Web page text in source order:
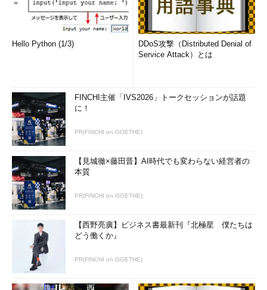
図4 新興Eコマースサイトの成長と流通規模
は異なる強固な市場基盤を作っていく」手法が王道であることに
変わりはありません。自社のファンを作り、一緒に成長していく
ことが、どのようなビジネスでも成功への第一歩なのです。
Eコマースを加速させるビジネスモデル
第2回の「もはや当たり前？ CDNとクラウドを活用した構成
でも紹介した通り、Eコマースにおいては、ビジネスを加速させ
るためさまざまな手法が活用されてきました。
例えば、マーケットプレイスによる売買仲介 や、オススメ商品
を提示する
レコメンド機能、集団購入による
ブスクリプションによる
、期間限定によるフラッシュセールス
Hello Python (1/3)
DDoS攻撃（Distributed Denial of
Service Attack）とは
FINCHI主催「IVS2026」トークセッションが話題
に！
PR(FINCHI on GOETHE)
【見城徹×藤田晋】AI時代でも変わらない経営者の
本質
PR(FINCHI on GOETHE)
【西野亮廣】ビジネス書最新刊『北極星 僕たちは
どう働くか』
PR(FINCHI on GOETHE)